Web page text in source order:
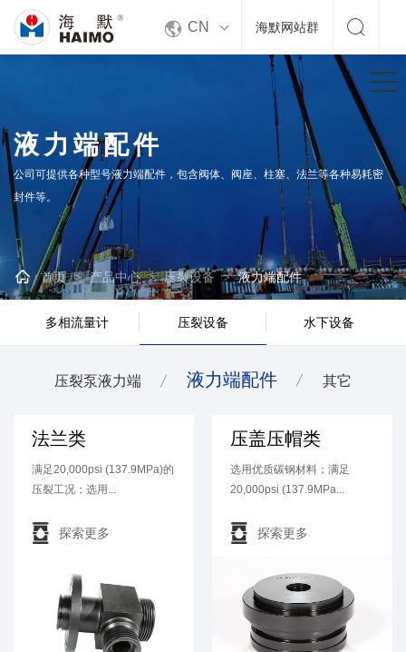
 CN 海默网站群 
液力端配件
公司可提供各种型号液力端配件，包含阀体、阀座、柱塞、法兰等各种易耗密
封件等。
 首页 > 产品中心 > 压裂设备 > 液力端配件
多相流量计 压裂设备 水下设备
压裂泵液力端 液力端配件 其它
法兰类
满足20,000psi (137.9MPa)的
压裂工况；选用...
 探索更多
压盖压帽类
选用优质碳钢材料；满足
20,000psi (137.9MPa...
 探索更多